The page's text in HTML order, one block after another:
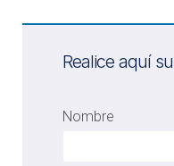
Realice aquí
Nombre